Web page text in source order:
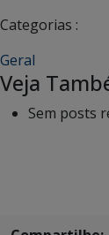
Categorias :
Geral
Veja
Sem posts